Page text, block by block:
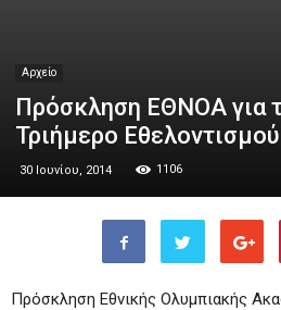
Αρχείο
Πρόσκληση ΕΘΝΟΑ για
Τριήμερο Εθελοντισμού
30 Ιουνίου, 2014 1106
Πρόσκληση Εθνικής Ολυμπιακής